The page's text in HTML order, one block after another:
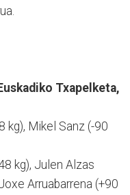
Txapelketa,
kg), Mikel Sanz (-90
kg), Julen Alzas
Arruabarrena (+90